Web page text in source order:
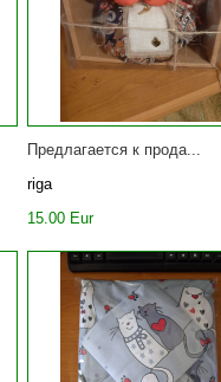
Предлагается к прода...
riga
15.00 Eur